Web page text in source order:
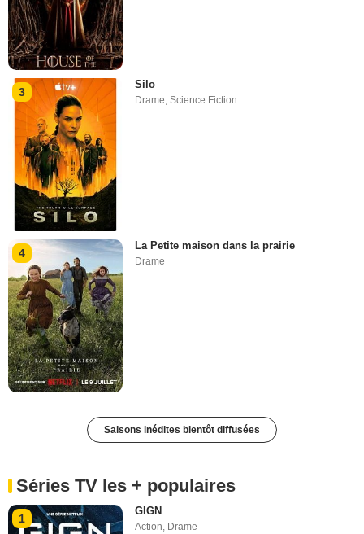
3
Silo
Drame ,Science Fiction
4
La Petite maison dans la prairie
Drame
Saisons inédites bientôt diffusées
Séries TV les + populaires
1
GIGN
Action, Drame